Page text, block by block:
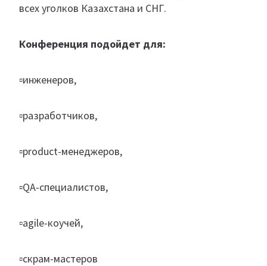
всех уголков Казахстана и СНГ.
Конференция подойдет для:
▫️инженеров,
▫️разработчиков,
▫️product-менеджеров,
▫️QA-специалистов,
▫️agile-коучей,
▫️скрам-мастеров